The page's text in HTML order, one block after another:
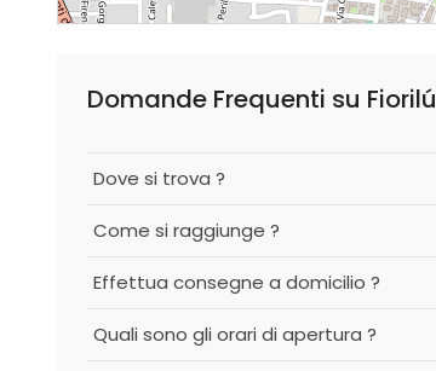
Domande Frequenti su Fiorilú
Dove si trova ?
Come si raggiunge ?
Effettua consegne a domicilio ?
Quali sono gli orari di apertura ?